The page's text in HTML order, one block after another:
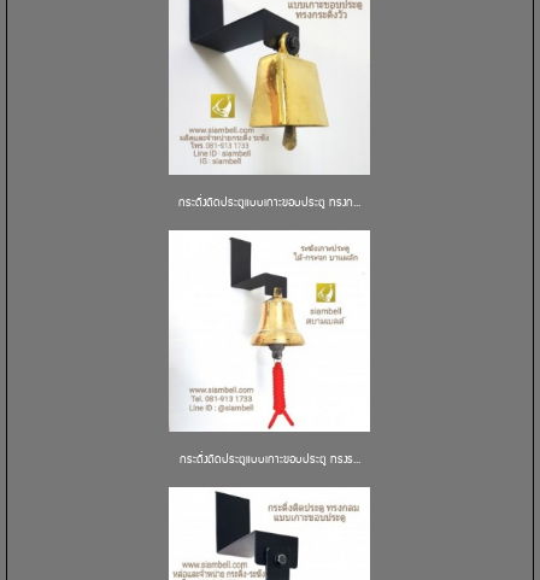
กระดิ่งติดประตูแบบเกาะขอบประตู ทรงก...
กระดิ่งติดประตูแบบเกาะขอบประตู ทรงร...